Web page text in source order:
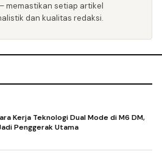
memastikan setiap artikel
dan kualitas redaksi.
Kerja Teknologi Dual Mode di M6 DM,
Penggerak Utama